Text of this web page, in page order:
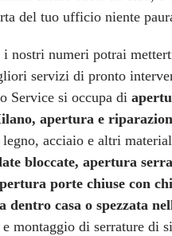
del tuo ufficio niente
i nostri numeri potrai
servizi di pronto
Service si occupa di
apertura e
acciaio e altri
bloccate, apertura
porte chiuse con
dentro casa o spezzata
montaggio di serrature di